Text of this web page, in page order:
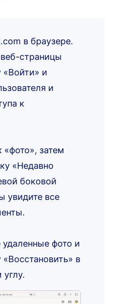
в браузере.
страницы
«Войти» и
и
к
затем
«Недавно
боковой
увидите все
фото и
в